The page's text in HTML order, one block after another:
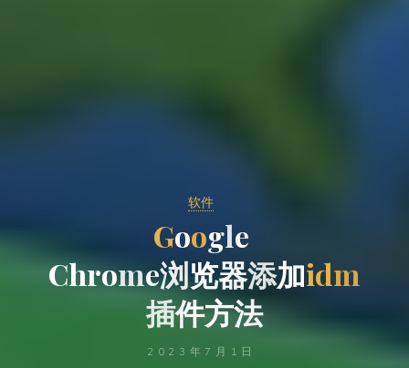
软件
Google
Chrome浏览器添加idm
插件方法
2023年7月1日